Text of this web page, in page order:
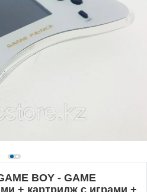
BOY - GAME
+ картридж с играми +